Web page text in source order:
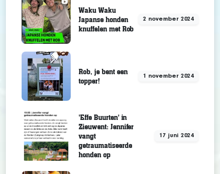
Waku Waku
Japanse honden
knuffelen met Rob
2 november 2024
Rob, je bent een
topper!
1 november 2024
'Effe Buurten' in
Zieuwent: Jennifer
vangt
getraumatiseerde
honden op
17 juni 2024